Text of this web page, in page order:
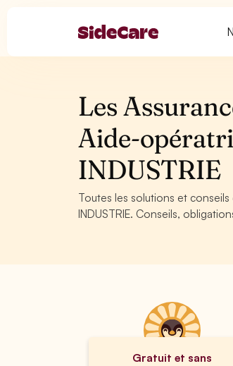
Les
Aide-
INDUSTRIE
Toutes les solutions et
INDUSTRIE. Conseils,
Gratuit et sans